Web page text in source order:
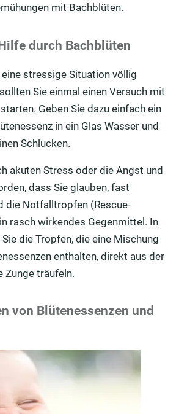
mit Bachblüten.
durch Bachblüten
stressige Situation völlig
Sie einmal einen Versuch mit
starten. Geben Sie dazu einfach ein
in ein Glas Wasser und
Schlucken.
akuten Stress oder die Angst und
dass Sie glauben, fast
die Notfalltropfen (Rescue-
rasch wirkendes Gegenmittel. In
die Tropfen, die eine Mischung
enthalten, direkt aus der
Zunge träufeln.
von Blütenessenzen und